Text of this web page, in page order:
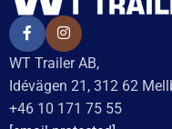
WT Trailer AB,
Idévägen 21, 312 62
+46 10 171 75 55